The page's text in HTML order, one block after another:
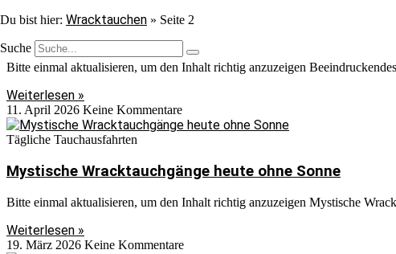
Du bist hier: Wracktauchen » Seite 2
Suche
Beeindruckendes Lichtspiel an der Balena
Bitte einmal aktualisieren, um den Inhalt richtig anzuzeigen
Weiterlesen »
11. April 2026 Keine Kommentare
Tägliche Tauchausfahrten
Mystische Wracktauchgänge heute ohne Sonne
Bitte einmal aktualisieren, um den Inhalt richtig anzuzeigen Mystische
Weiterlesen »
19. März 2026 Keine Kommentare